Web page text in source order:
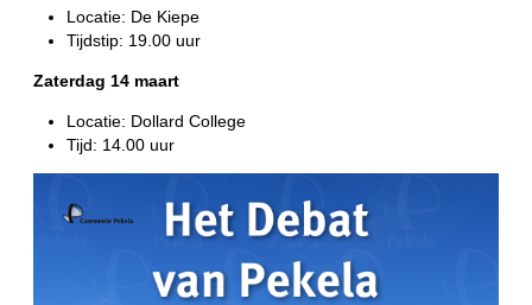
Locatie: De Kiepe
Tijdstip: 19.00 uur
Zaterdag 14 maart
Locatie: Dollard College
Tijd: 14.00 uur